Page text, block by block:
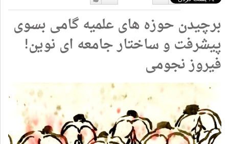
دوست
دارم
دوست
نداشتن
برچیدن حوزه های علمیه گامی بسوی
پیشرفت و ساختار جامعه ای نوین!
فیروز نجومی